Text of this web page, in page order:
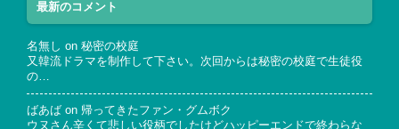
最新のコメント
名無し on 秘密の校庭
又韓流ドラマを制作して下さい。次回からは秘密の校庭で生徒役
の…
ばあば on 帰ってきたファン・グムボク
ウヌさん辛くて悲しい役柄でしたけどハッピーエンドで終わらな